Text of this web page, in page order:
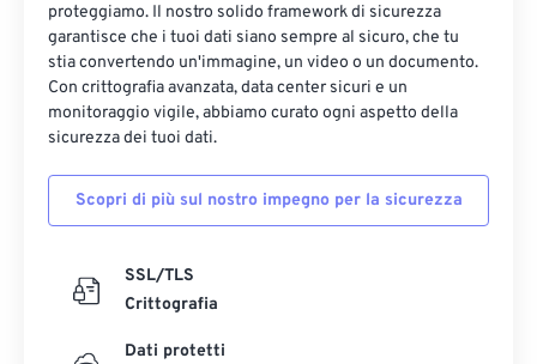
proteggiamo. Il nostro solido framework di sicurezza
garantisce che i tuoi dati siano sempre al sicuro, che tu
stia convertendo un'immagine, un video o un documento.
Con crittografia avanzata, data center sicuri e un
monitoraggio vigile, abbiamo curato ogni aspetto della
sicurezza dei tuoi dati.
Scopri di più sul nostro impegno per la sicurezza
SSL/TLS
Crittografia
Dati protetti